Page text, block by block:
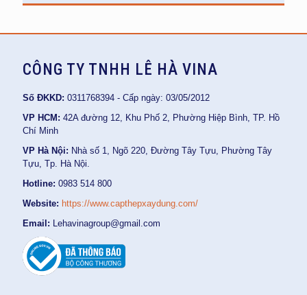
CÔNG TY TNHH LÊ HÀ VINA
Số ĐKKD: 0311768394 - Cấp ngày: 03/05/2012
VP HCM: 42A đường 12, Khu Phố 2, Phường Hiệp Bình, TP. Hồ
Chí Minh
VP Hà Nội: Nhà số 1, Ngõ 220, Đường Tây Tựu, Phường Tây
Tựu, Tp. Hà Nội.
Hotline: 0983 514 800
Website: https://www.capthepxaydung.com/
Email: Lehavinagroup@gmail.com